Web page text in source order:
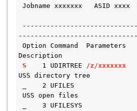
Option Command
S 1 UDIRTREE /z/xxxxxxx
USS directory
_    2
USS open
_    3